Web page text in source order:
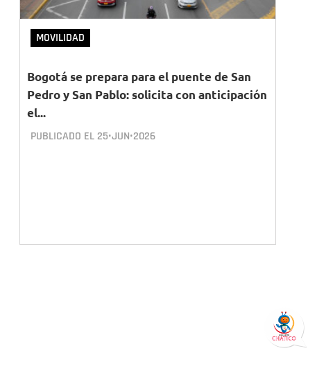
MOVILIDAD
Bogotá se prepara para el puente de San
Pedro y San Pablo: solicita con anticipación
el...
PUBLICADO EL 25•JUN•2026